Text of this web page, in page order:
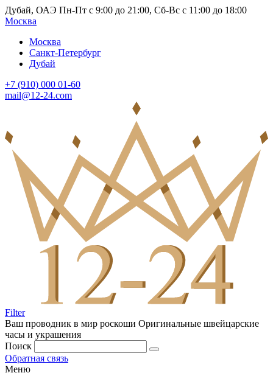
Дубай, ОАЭ Пн-Пт с 9:00 до 21:00, Сб-Вс с 11:00 до 18:00
Москва
Москва
Санкт-Петербург
Дубай
+7 (910) 000 01-60
mail@12-24.com
Filter
Ваш проводник в мир роскоши Оригинальные швейцарские
часы и украшения
Поиск
Обратная связь
Меню